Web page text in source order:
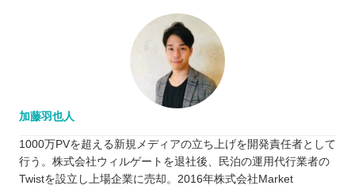
加藤羽也人
1000万PVを超える新規メディアの立ち上げを開発責任者として
行う。株式会社ウィルゲートを退社後、民泊の運用代行業者の
Twistを設立し上場企業に売却。2016年株式会社Market